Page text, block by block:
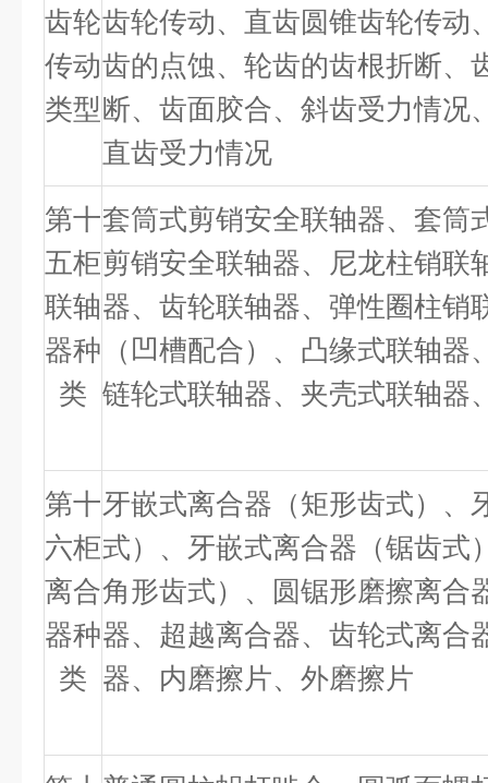
齿轮
传动
类型
齿轮传动、直齿圆锥齿轮传动
齿的点蚀、轮齿的齿根折断、
断、齿面胶合、斜齿受力情况
直齿受力情况
第十
五柜
联轴
器种
类
套筒式剪销安全联轴器、套筒
剪销安全联轴器、尼龙柱销联
器、齿轮联轴器、弹性圈柱销
（凹槽配合）、凸缘式联轴
链轮式联轴器、夹壳式联轴器
第十
六柜
离合
器种
类
牙嵌式离合器（矩形齿式）、
式）、牙嵌式离合器（锯齿式
角形齿式）、圆锯形磨擦离合
器、超越离合器、齿轮式离合
器、内磨擦片、外磨擦片